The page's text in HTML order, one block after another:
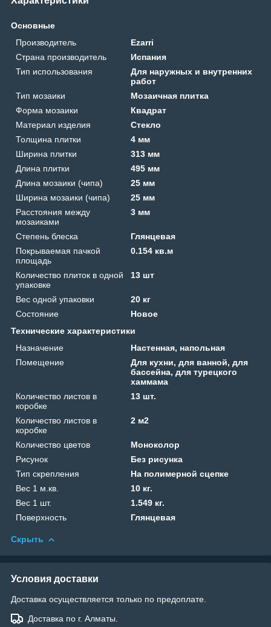
Основные
Производитель
Ezarri
Страна производитель
Испания
Тип использования
Для наружных и внутренних
работ
Тип мозаики
Мозаичная плитка
Форма мозаики
Квадрат
Материал изделия
Стекло
Толщина плитки
4 мм
Ширина плитки
313 мм
Длина плитки
495 мм
Длина мозаики (чипа)
25 мм
Ширина мозаики (чипа)
25 мм
Расстояния между
мозаиками
3 мм
Степень блеска
Глянцевая
Покрываемая пачкой
площадь
0.154 кв.м
Количество плиток в одной
упаковке
13 шт
Вес одной упаковки
20 кг
Состояние
Новое
Технические характеристики
Назначение
Настенная, напольная
Помещение
Для кухни, для ванной, для
бассейна, для турецкого
хаммама
Количество листов в
коробке
13 шт.
Количество листов в
коробке
2 м2
Количество цветов
Моноколор
Рисунок
Без рисунка
Тип скрепления
На полимерной сцепке
Вес 1 м.кв.
10 кг.
Вес 1 шт.
1.549 кг.
Поверхность
Глянцевая
Скрыть
Условия доставки
Доставка осуществляется только по предоплате.
Доставка по г. Алматы.